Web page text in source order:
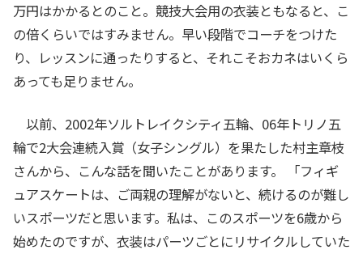
万円はかかるとのこと。競技大会用の衣装ともなると、こ
の倍くらいではすみません。早い段階でコーチをつけた
り、レッスンに通ったりすると、それこそおカネはいくら
あっても足りません。
以前、2002年ソルトレイクシティ五輪、06年トリノ五
輪で2大会連続入賞（女子シングル）を果たした村主章枝
さんから、こんな話を聞いたことがあります。 「フィギ
ュアスケートは、ご両親の理解がないと、続けるのが難し
いスポーツだと思います。私は、このスポーツを6歳から
始めたのですが、衣装はパーツごとにリサイクルしていた